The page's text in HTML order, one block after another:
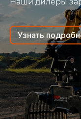
Узнать